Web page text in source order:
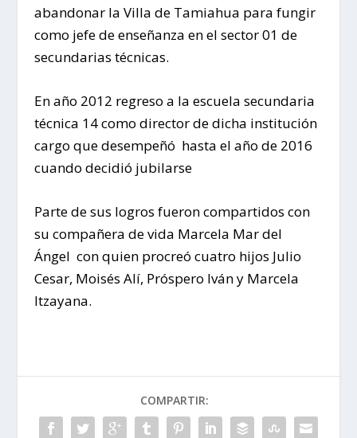
abandonar la Villa de Tamiahua para fungir
como jefe de enseñanza en el sector 01 de
secundarias técnicas.
En año 2012 regreso a la escuela secundaria
técnica 14 como director de dicha institución
cargo que desempeñó hasta el año de 2016
cuando decidió jubilarse
Parte de sus logros fueron compartidos con
su compañera de vida Marcela Mar del
Ángel con quien procreó cuatro hijos Julio
Cesar, Moisés Alí, Próspero Iván y Marcela
Itzayana.
COMPARTIR: